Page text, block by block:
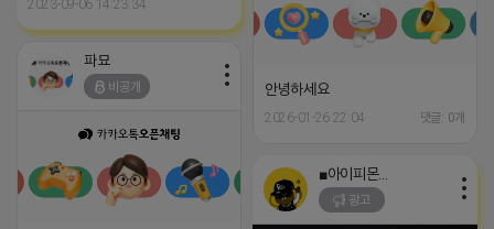
2023-09-06 14:23:34
안녕하세요
2026-01-26 22:04 댓글: 0개
파묘
비공개
■아이피몬스터■
광고